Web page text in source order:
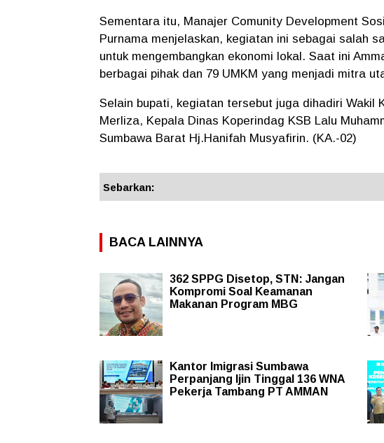
Sementara itu, Manajer Comunity Development
Purnama menjelaskan, kegiatan ini sebagai salah
untuk mengembangkan ekonomi lokal. Saat ini
berbagai pihak dan 79 UMKM yang menjadi mitra
Selain bupati, kegiatan tersebut juga dihadiri Wakil
Merliza, Kepala Dinas Koperindag KSB Lalu
Sumbawa Barat Hj.Hanifah Musyafirin. (KA.-02)
Sebarkan:
BACA LAINNYA
362 SPPG Disetop, STN: Jangan
Kompromi Soal Keamanan
Makanan Program MBG
Kantor Imigrasi Sumbawa
Perpanjang Ijin Tinggal 136 WNA
Pekerja Tambang PT AMMAN